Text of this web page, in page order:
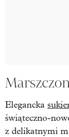
Elegancka
świąteczno-
z delikatnymi